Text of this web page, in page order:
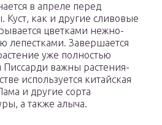
в апреле перед
Куст, как и другие сливовые
цветками нежно-
лепестками. Завершается
уже полностью
Писсарди важны растения-
используется китайская
и другие сорта
а также алыча.